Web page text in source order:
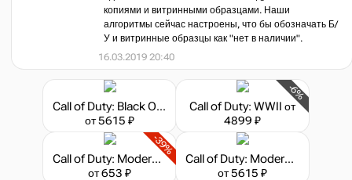
копиями и витринными образцами. Наши
алгоритмы сейчас настроены, что бы обозначать Б/
У и витринные образцы как "нет в наличии".
16.03.2019 20:40
Call of Duty: Black Ops 6
от 5615 ₽
-6%
Call of Duty: WWII от
4899 ₽
-39%
Call of Duty: Modern Warfare 3 - Collection 3 Chaos Pack
от 653 ₽
Call of Duty: Modern Warfare II
от 5615 ₽